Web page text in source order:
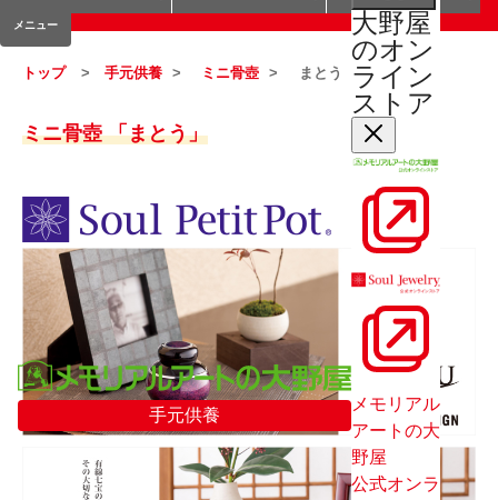
手元供養
大野屋
のオン
ライン
ストア
メモリアル
アートの大
野屋
公式オンラ
メニュー
トップ 手元供養 ミニ骨壺 まとう
ミニ骨壺 「まとう」